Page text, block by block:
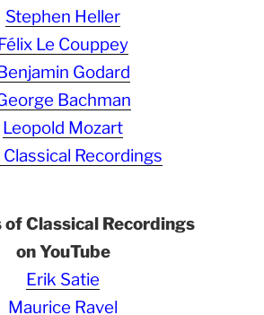
Stephen Heller
Le Couppey
Godard
Bachman
Leopold Mozart
Recordings
Classical Recordings
on YouTube
Erik Satie
Maurice Ravel